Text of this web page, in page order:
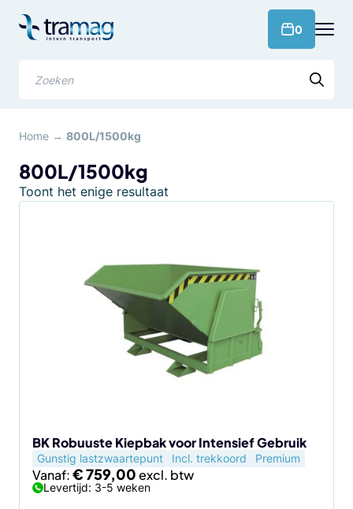
naar
0
Home → 800L/1500kg
800L/1500kg
Toont het enige resultaat
BK Robuuste Kiepbak voor Intensief Gebruik
Gunstig lastzwaartepunt Incl. trekkoord Premium
Vanaf:€759,00
Levertijd: 3-5 weken
meerdere
de
productpagina